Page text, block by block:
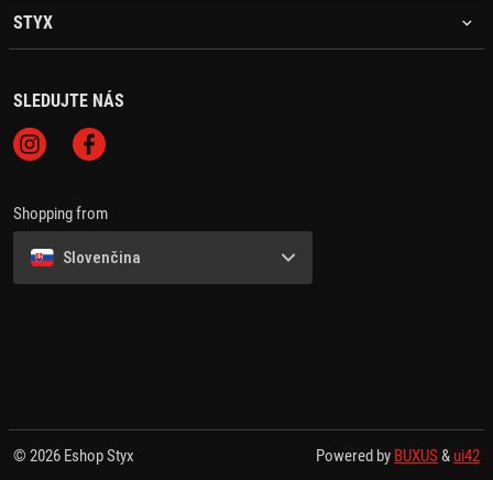
STYX
SLEDUJTE NÁS
Shopping from
Slovenčina
© 2026 Eshop Styx Powered by BUXUS & ui42